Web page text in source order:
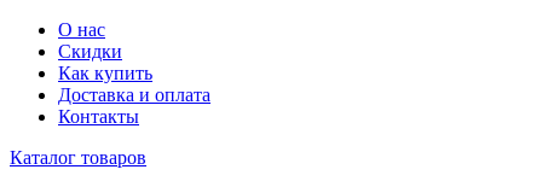
О нас
Скидки
Как купить
Доставка и оплата
Контакты
Каталог товаров